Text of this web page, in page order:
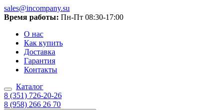
sales@incompany.su
Время работы: Пн-Пт 08:30-17:00
О нас
Как купить
Доставка
Гарантия
Контакты
Каталог
8 (351) 726-20-26
8 (958) 266 26 70